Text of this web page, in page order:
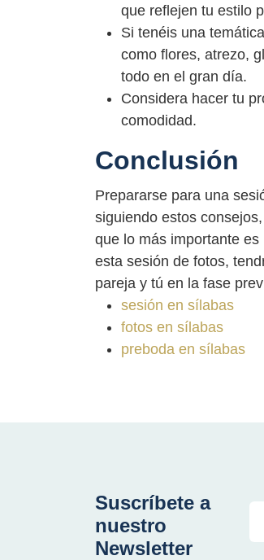
que reflejen tu estilo
Si tenéis una
como flores, atrezo,
todo en el gran día.
Considera hacer tu
comodidad.
Conclusión
Prepararse para una
siguiendo estos
que lo más importante
esta sesión de fotos,
pareja y tú en la fase
sesión en sílabas
fotos en sílabas
preboda en sílabas
Suscríbete a
nuestro
Newsletter